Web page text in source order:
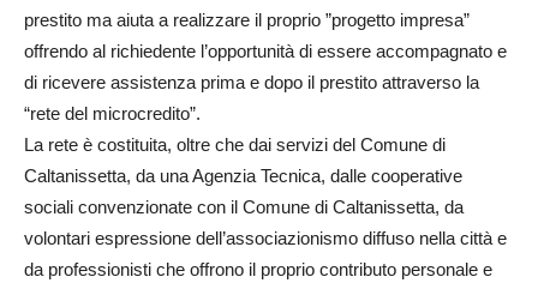
prestito ma aiuta a realizzare il proprio ”progetto impresa”
offrendo al richiedente l’opportunità di essere accompagnato e
di ricevere assistenza prima e dopo il prestito attraverso la
“rete del microcredito”.
La rete è costituita, oltre che dai servizi del Comune di
Caltanissetta, da una Agenzia Tecnica, dalle cooperative
sociali convenzionate con il Comune di Caltanissetta, da
volontari espressione dell’associazionismo diffuso nella città e
da professionisti che offrono il proprio contributo personale e